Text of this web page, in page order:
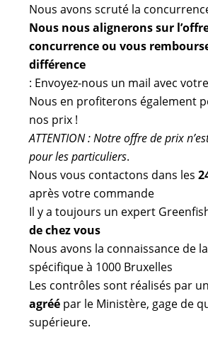
Nous avons scruté la
Nous nous alignerons sur
concurrence ou vous
différence
: Envoyez-nous un mail avec
Nous en profiterons également
nos prix !
ATTENTION : Notre offre de prix
pour les particuliers.
Nous vous contactons dans les
après votre commande
Il y a toujours un expert
de chez vous
Nous avons la connaissance de la
spécifique à 1000 Bruxelles
Les contrôles sont réalisés par un
agréépar le Ministère, gage de
supérieure.